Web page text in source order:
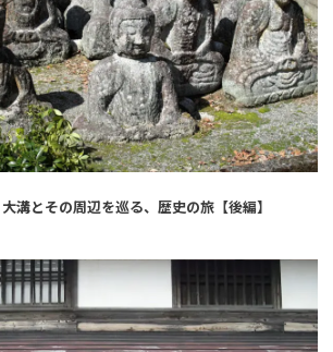
溝とその周辺を巡る、歴史の旅【後編】